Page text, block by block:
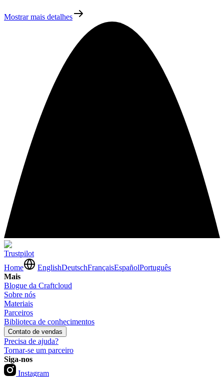
Mostrar mais detalhes
Trustpilot
Home
EnglishDeutschFrançaisEspañolPortuguês
Mais
Blogue da Craftcloud
Sobre nós
Materiais
Parceiros
Biblioteca de conhecimentos
Contato de vendas
Precisa de ajuda?
Tornar-se um parceiro
Siga-nos
Instagram